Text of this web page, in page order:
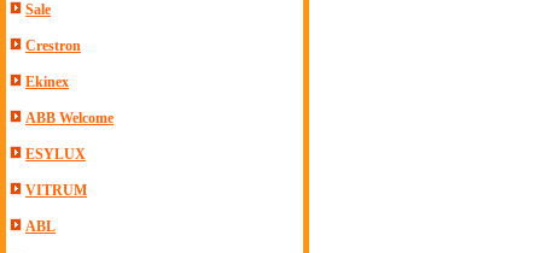
Sale
Crestron
Ekinex
ABB Welcome
ESYLUX
VITRUM
ABL